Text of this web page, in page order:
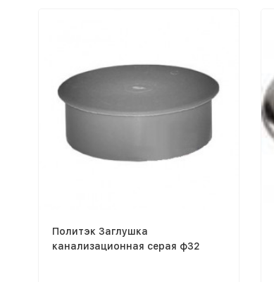
Политэк Заглушка
канализационная серая ф32